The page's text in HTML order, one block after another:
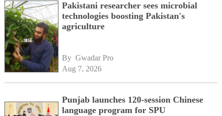
Pakistani researcher sees microbial
technologies boosting Pakistan's
agriculture
By Gwadar Pro
Aug 7, 2026
Punjab launches 120-session Chinese
language program for SPU